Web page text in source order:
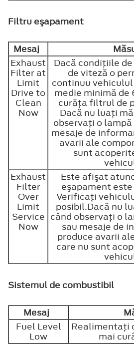
Filtru eşapament
Mesaj
Exhaust
Filter at
Limit
Drive to
Clean
Now
Dacă condiţiile
de viteză o
continuu
medie minimă
curăţa filtrul de
Dacă nu luaţi
observaţi o
mesaje de
avarii ale
sunt
Exhaust
Filter
Over
Limit
Service
Now
Este afişat
eşapament
Verificaţi
posibil.Dacă nu
când observaţi o
sau mesaje de
produce avarii
care nu sunt
Sistemul de combustibil
Mesaj
Fuel Level
Low
Realimentaţi
mai